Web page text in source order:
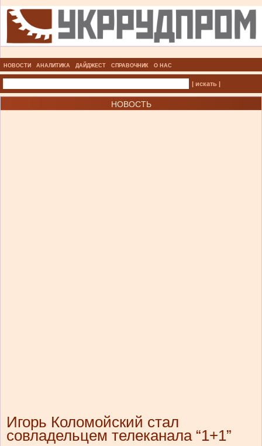
НОВОСТИ АНАЛИТИКА ДАЙДЖЕСТ СПРАВОЧНИК О НАС
| искать |
НОВОСТЬ
Игорь Коломойский стал
совладельцем телеканала “1+1”